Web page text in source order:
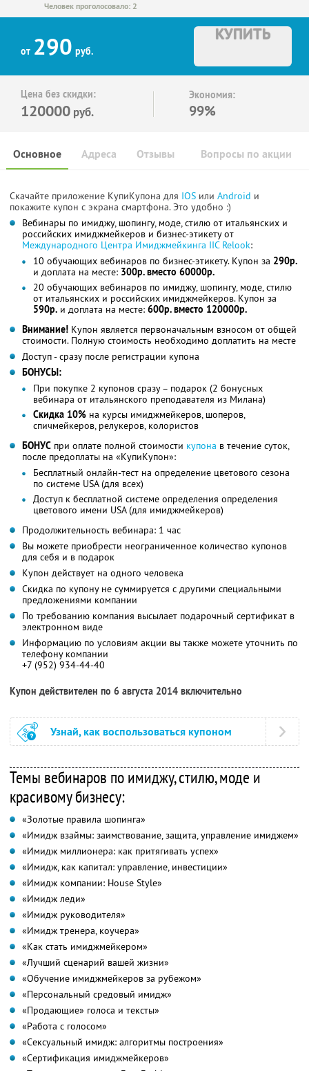
Человек проголосовало: 2
от 290 руб.
КУПИТЬ
Цена без скидки:
120000 руб.
Экономия:
99%
Основное Отзывы Вопросы по акции
Адреса
Скачайте приложение КупиКупона для IOS или Android и
покажите купон с экрана смартфона. Это удобно :)
Вебинары по имиджу, шопингу, моде, стилю от итальянских и
российских имиджмейкеров и бизнес-этикету от
Международного Центра Имиджмейкинга IIC Relook:
10 обучающих вебинаров по бизнес-этикету. Купон за 290р.
и доплата на месте: 300р. вместо 60000р.
20 обучающих вебинаров по имиджу, шопингу, моде, стилю
от итальянских и российских имиджмейкеров. Купон за
590р. и доплата на месте: 600р. вместо 120000р.
Внимание! Купон является первоначальным взносом от общей
стоимости. Полную стоимость необходимо доплатить на месте
Доступ - сразу после регистрации купона
БОНУСЫ:
При покупке 2 купонов сразу – подарок (2 бонусных
вебинара от итальянского преподавателя из Милана)
Скидка 10% на курсы имиджмейкеров, шоперов,
спичмейкеров, релукеров, колористов
БОНУС при оплате полной стоимости купона в течение суток,
после предоплаты на «КупиКупон»:
Бесплатный онлайн-тест на определение цветового сезона
по системе USA (для всех)
Доступ к бесплатной системе определения определения
цветового имени USA (для имиджмейкеров)
Продолжительность вебинара: 1 час
Вы можете приобрести неограниченное количество купонов
для себя и в подарок
Купон действует на одного человека
Скидка по купону не суммируется с другими специальными
предложениями компании
По требованию компания высылает подарочный сертификат в
электронном виде
Информацию по условиям акции вы также можете уточнить по
телефону компании
+7 (952) 934-44-40
Купон действителен по 6 августа 2014 включительно
Узнай, как воспользоваться купоном
Темы вебинаров по имиджу, стилю, моде и
красивому бизнесу:
«Золотые правила шопинга»
«Имидж взаймы: заимствование, защита, управление имиджем»
«Имидж миллионера: как притягивать успех»
«Имидж, как капитал: управление, инвестиции»
«Имидж компании: House Style»
«Имидж леди»
«Имидж руководителя»
«Имидж тренера, коучера»
«Как стать имиджмейкером»
«Лучший сценарий вашей жизни»
«Обучение имиджмейкеров за рубежом»
«Персональный средовый имидж»
«Продающие» голоса и тексты»
«Работа с голосом»
«Сексуальный имидж: алгоритмы построения»
«Сертификация имиджмейкеров»